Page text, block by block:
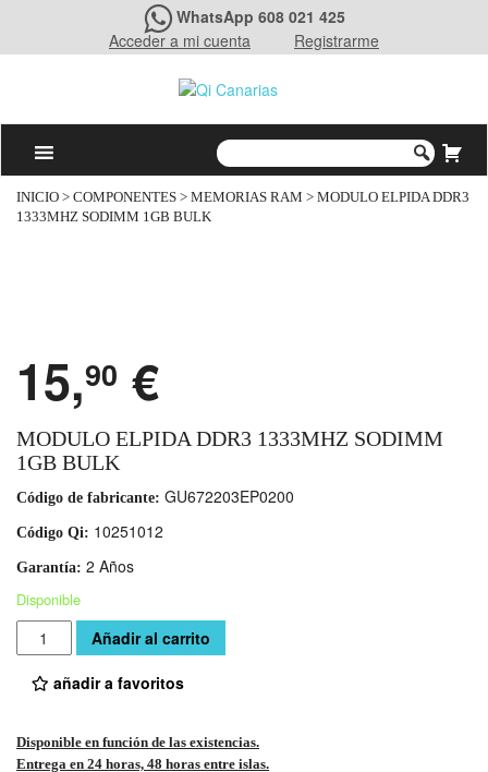
WhatsApp 608 021 425
Acceder a mi cuenta
Registrarme
INICIO > COMPONENTES > MEMORIAS RAM > MODULO ELPIDA DDR3
1333MHZ SODIMM 1GB BULK
15,90 €
MODULO ELPIDA DDR3 1333MHZ SODIMM
1GB BULK
Código de fabricante: GU672203EP0200
Código Qi: 10251012
Garantía: 2 Años
Disponible
Cantidad Añadir al carrito
añadir a favoritos
Disponible en función de las existencias.
Entrega en 24 horas, 48 horas entre islas.